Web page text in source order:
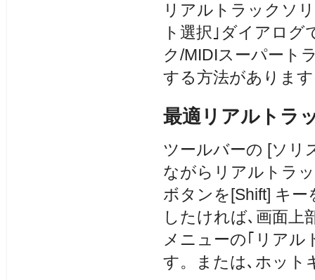
リアルトラックソ
ト選択｣ダイアロ
ク/MIDIスーパート
する方法がありま
最適リアルトラ
ツールバーの [ソリ
ながらリアルトラ
ボタンを[Shift] キ
したければ､画面上
メニューの｢リアル
す。または､ホット